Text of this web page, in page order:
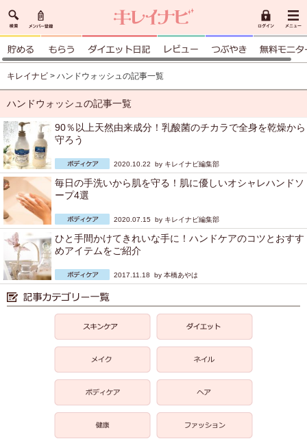
キレイナビ > ハンドウォッシュの記事一覧
ハンドウォッシュの記事一覧
90％以上天然由来成分！乳酸菌のチカラで全身を乾燥から
守ろう
2020.10.22 by キレイナビ編集部
毎日の手洗いから肌を守る！肌に優しいオシャレハンドソ
ープ4選
2020.07.15 by キレイナビ編集部
ひと手間かけてきれいな手に！ハンドケアのコツとおすす
めアイテムをご紹介
2017.11.18 by 本橋あやは